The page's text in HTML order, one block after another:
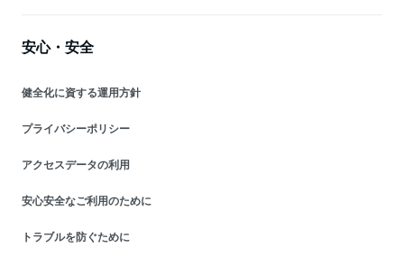
安心・安全
健全化に資する運用方針
プライバシーポリシー
アクセスデータの利用
安心安全なご利用のために
トラブルを防ぐために